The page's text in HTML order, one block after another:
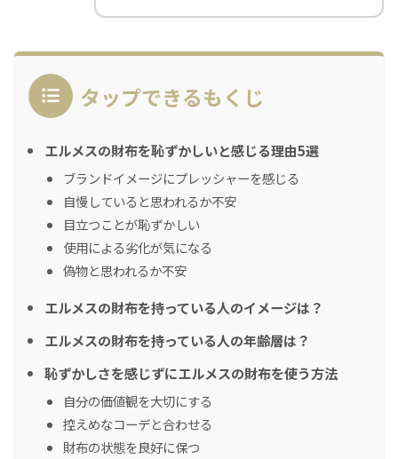
タップできるもくじ
エルメスの財布を恥ずかしいと感じる理由5選
ブランドイメージにプレッシャーを感じる
自慢していると思われるか不安
目立つことが恥ずかしい
使用による劣化が気になる
偽物と思われるか不安
エルメスの財布を持っている人のイメージは？
エルメスの財布を持っている人の年齢層は？
恥ずかしさを感じずにエルメスの財布を使う方法
自分の価値観を大切にする
控えめなコーデと合わせる
財布の状態を良好に保つ